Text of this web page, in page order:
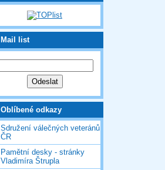
Mail list
Oblíbené odkazy
Sdružení válečných veteránů
ČR
Pamětní desky - stránky
Vladimíra Štrupla